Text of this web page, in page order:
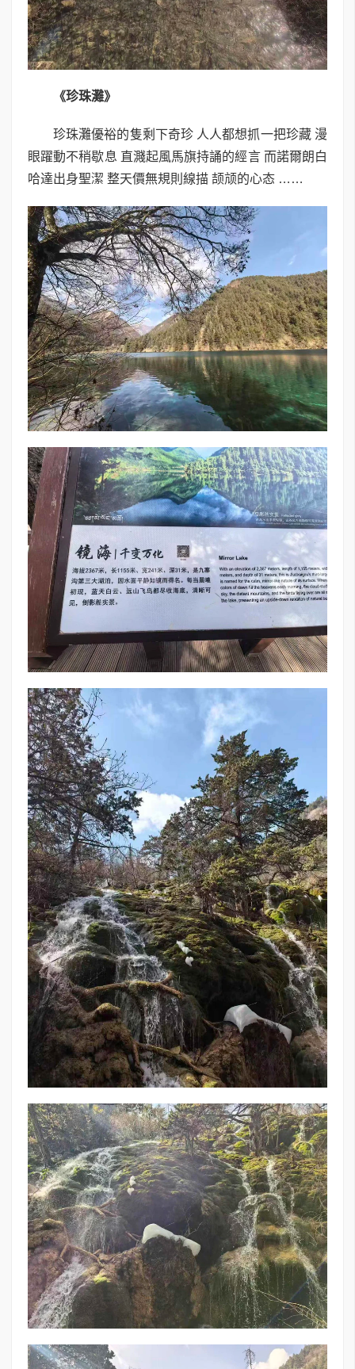
《珍珠灘》
珍珠灘優裕的隻剩下奇珍 人人都想抓一把珍藏 漫
眼躍動不稍歇息 直濺起風馬旗持誦的經言 而諾爾朗白
哈達出身聖潔 整天價無規則線描 颉颃的心态 ……